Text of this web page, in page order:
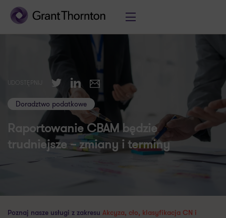
UDOSTĘPNIJ TwitterLinkedIn
E-mail
Doradztwo podatkowe
Raportowanie CBAM będzie
trudniejsze – zmiany i terminy
Poznaj nasze usługi z zakresu Akcyza, cło, klasyfikacja CN i